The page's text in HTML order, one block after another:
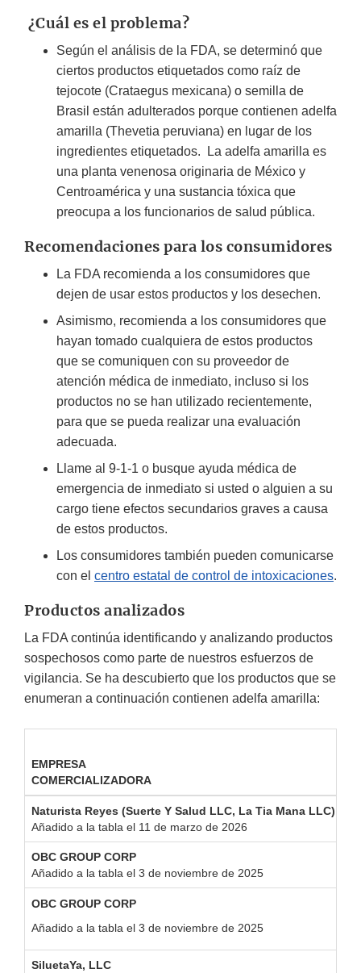
¿Cuál es el problema?
Según el análisis de la FDA, se determinó que
ciertos productos etiquetados como raíz de
tejocote (Crataegus mexicana) o semilla de
Brasil están adulterados porque contienen adelfa
amarilla (Thevetia peruviana) en lugar de los
ingredientes etiquetados. La adelfa amarilla es
una planta venenosa originaria de México y
Centroamérica y una sustancia tóxica que
preocupa a los funcionarios de salud pública.
Recomendaciones para los consumidores
La FDA recomienda a los consumidores que
dejen de usar estos productos y los desechen.
Asimismo, recomienda a los consumidores que
hayan tomado cualquiera de estos productos
que se comuniquen con su proveedor de
atención médica de inmediato, incluso si los
productos no se han utilizado recientemente,
para que se pueda realizar una evaluación
adecuada.
Llame al 9-1-1 o busque ayuda médica de
emergencia de inmediato si usted o alguien a su
cargo tiene efectos secundarios graves a causa
de estos productos.
Los consumidores también pueden comunicarse
con el centro estatal de control de intoxicaciones.
Productos analizados
La FDA continúa identificando y analizando productos
sospechosos como parte de nuestros esfuerzos de
vigilancia. Se ha descubierto que los productos que se
enumeran a continuación contienen adelfa amarilla:
EMPRESA
COMERCIALIZADORA
Naturista Reyes (Suerte Y Salud LLC, La Tia Mana LLC)
Añadido a la tabla el 11 de marzo de 2026
OBC GROUP CORP
Añadido a la tabla el 3 de noviembre de 2025
OBC GROUP CORP
Añadido a la tabla el 3 de noviembre de 2025
SiluetaYa, LLC